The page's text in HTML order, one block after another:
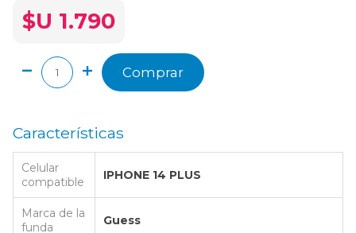
$U 1.790
Comprar
Características
Celular
compatible
IPHONE 14 PLUS
Marca de la
funda
Guess